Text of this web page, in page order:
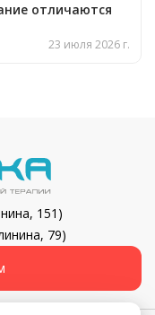
отличаются
23 июля 2026 г.
151)
79)